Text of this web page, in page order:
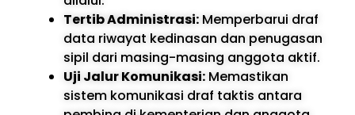
Tertib Administrasi: Memperbarui draf
data riwayat kedinasan dan penugasan
sipil dari masing-masing anggota aktif.
Uji Jalur Komunikasi: Memastikan
sistem komunikasi draf taktis antara